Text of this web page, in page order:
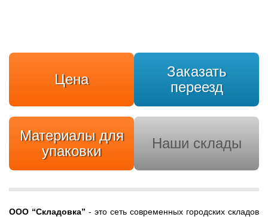
Цена
Заказать
переезд
Материалы для
упаковки
Наши склады
ООО “Складовка” - это сеть современных городских складов